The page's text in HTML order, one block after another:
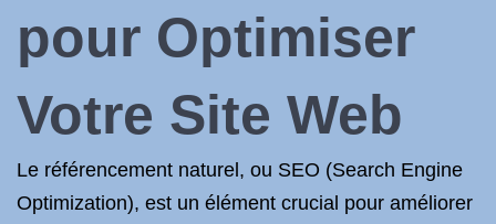
pour Optimiser
Votre Site Web
Le référencement naturel, ou SEO (Search Engine
Optimization), est un élément crucial pour améliorer